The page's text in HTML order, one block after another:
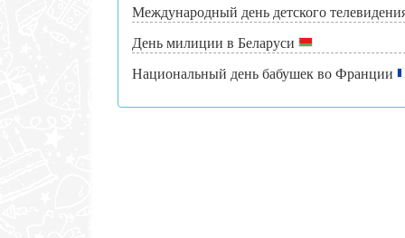
Международный день детского
День милиции в Беларуси
Национальный день бабушек во Франции